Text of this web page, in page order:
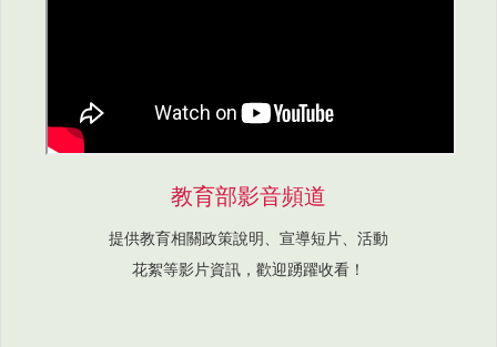
教育部影音頻道
提供教育相關政策說明、宣導短片、活動
花絮等影片資訊，歡迎踴躍收看！